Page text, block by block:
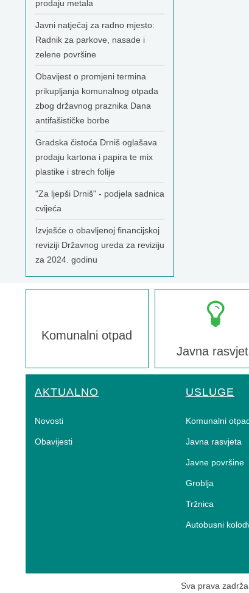
prodaju metala
Javni natječaj za radno mjesto:
Radnik za parkove, nasade i
zelene površine
Obavijest o promjeni termina
prikupljanja komunalnog otpada
zbog državnog praznika Dana
antifašističke borbe
Gradska čistoća Drniš oglašava
prodaju kartona i papira te mix
plastike i strech folije
"Za ljepši Drniš" - podjela sadnica
cvijeća
Izvješće o obavljenoj financijskoj
reviziji Državnog ureda za reviziju
za 2024. godinu
Komunalni otpad
Javna
AKTUALNO
Novosti
Obavijesti
USLUGE
Komunalni
Javna rasvjeta
Javne površine
Groblja
Tržnica
Autobusni
Sva prava